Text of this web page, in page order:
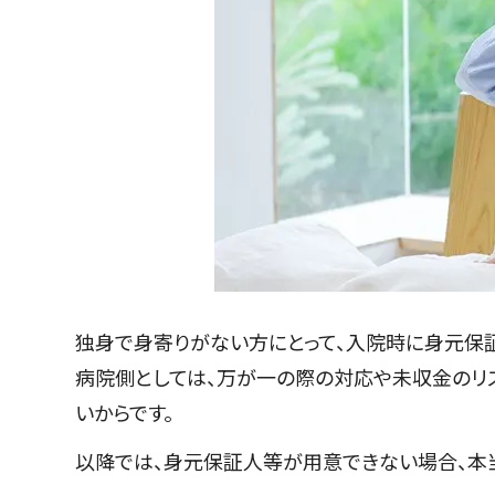
独身で身寄りがない方にとって、入院時に身元
病院側としては、万が一の際の対応や未収金の
いからです。
以降では、身元保証人等が用意できない場合、本